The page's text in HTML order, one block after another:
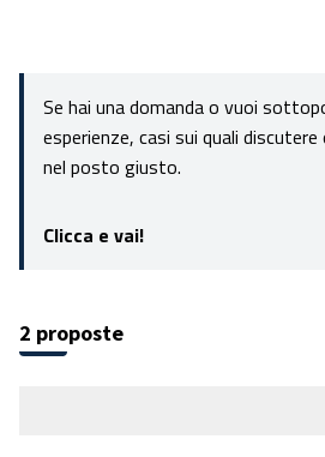
Se hai una domanda o vuoi
esperienze, casi sui quali
nel posto giusto.
Clicca e vai!
2 proposte